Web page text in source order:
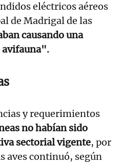
eléctricos aéreos
de Madrigal de las
causando una
avifauna".
y requerimientos
no habían sido
sectorial vigente, por
aves continuó, según